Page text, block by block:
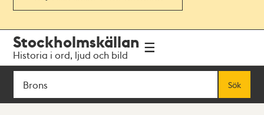
navigationen
huvudinnehållet
Stockholmskällan
Historia i ord, ljud och bild
Sök
Sök